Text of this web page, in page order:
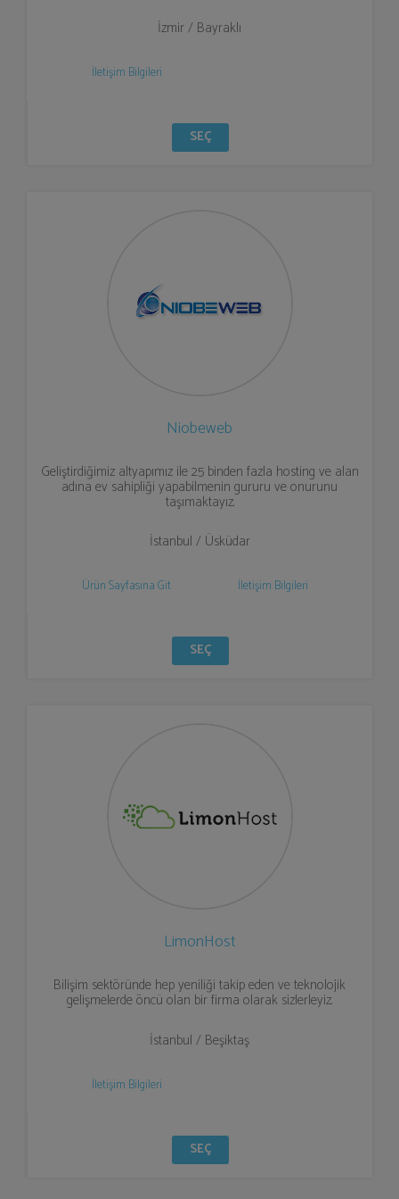
İzmir / Bayraklı
İletişim Bilgileri
SEÇ
Niobeweb
Geliştirdiğimiz altyapımız ile 25 binden fazla hosting ve alan
adına ev sahipliği yapabilmenin gururu ve onurunu
taşımaktayız.
İstanbul / Üsküdar
Ürün Sayfasına Git İletişim Bilgileri
SEÇ
LimonHost
Bilişim sektöründe hep yeniliği takip eden ve teknolojik
gelişmelerde öncü olan bir firma olarak sizlerleyiz.
İstanbul / Beşiktaş
İletişim Bilgileri
SEÇ